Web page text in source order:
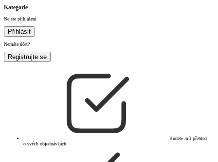
Kategorie
Nejste přihlášení
Přihlásit
Nemáte účet?
Registrujte se
Budete mít přehled
o svých objednávkách